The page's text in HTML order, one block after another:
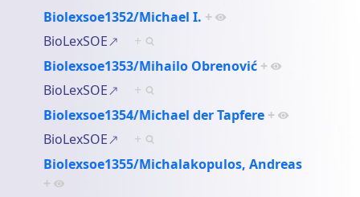
Biolexsoe1352/Michael I. +
BioLexSOE
+
Biolexsoe1353/Mihailo Obrenović +
BioLexSOE
+
Biolexsoe1354/Michael der Tapfere +
BioLexSOE
+
Biolexsoe1355/Michalakopulos, Andreas
+